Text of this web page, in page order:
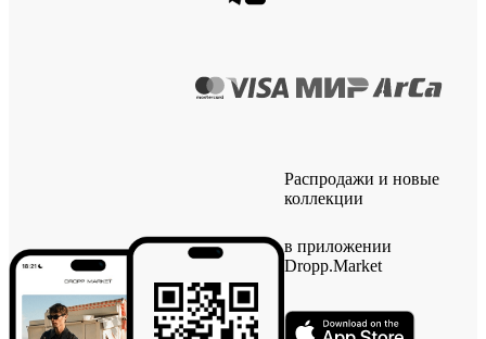
Распродажи и новые
коллекции
в приложении
Dropp.Market